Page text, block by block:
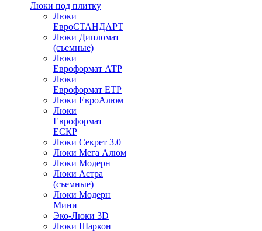
Люки под плитку
Люки
ЕвроСТАНДАРТ
Люки Дипломат
(съемные)
Люки
Евроформат АТР
Люки
Евроформат ЕТР
Люки ЕвроАлюм
Люки
Евроформат
ЕСКР
Люки Секрет 3.0
Люки Мега Алюм
Люки Модерн
Люки Астра
(съемные)
Люки Модерн
Мини
Эко-Люки 3D
Люки Шаркон